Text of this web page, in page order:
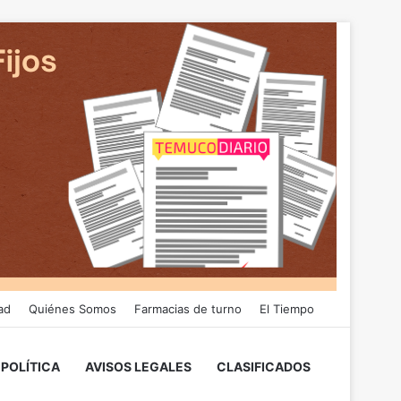
Quiénes Somos Farmacias de turno El Tiempo
POLÍTICA AVISOS LEGALES CLASIFICADOS